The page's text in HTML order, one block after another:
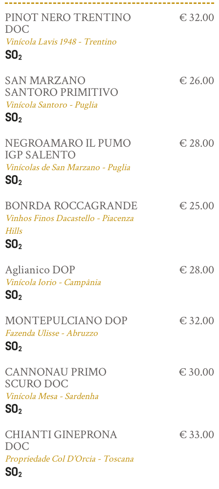
PINOT NERO TRENTINO
DOC
Vinícola Lavis 1948 - Trentino
€ 32.00
SAN MARZANO
SANTORO PRIMITIVO
Vinícola Santoro - Puglia
€ 26.00
NEGROAMARO IL PUMO
IGP SALENTO
Vinícolas de San Marzano - Puglia
€ 28.00
BONRDA ROCCAGRANDE
Vinhos Finos Dacastello - Piacenza
Hills
€ 25.00
Aglianico DOP
Vinícola Iorio - Campânia
€ 28.00
MONTEPULCIANO DOP
Fazenda Ulisse - Abruzzo
€ 32.00
CANNONAU PRIMO
SCURO DOC
Vinícola Mesa - Sardenha
€ 30.00
CHIANTI GINEPRONA
DOC
Propriedade Col D'Orcia - Toscana
€ 33.00